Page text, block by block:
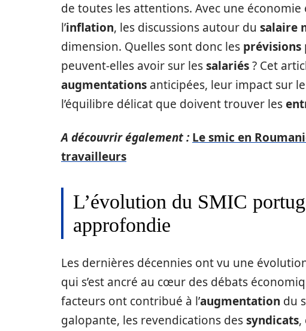
de toutes les attentions. Avec une
l’inflation, les discussions autour du salaire
dimension. Quelles sont donc les prévisions
peuvent-elles avoir sur lessalariés? Cet
augmentations anticipées, leur impact sur le
l’équilibre délicat que doivent trouver les
A découvrir également : Le smic en
travailleurs
L’évolution du SMIC
approfondie
Les dernières décennies ont vu une
qui s’est ancré au cœur des débats
facteurs ont contribué à l’augmentation du
galopante, les revendications dessyndicats,